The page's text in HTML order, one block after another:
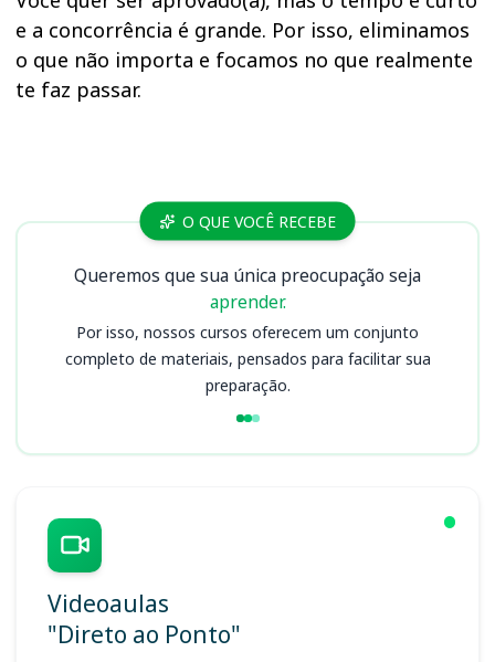
e a concorrência é grande. Por isso, eliminamos
o que não importa e focamos no que realmente
te faz passar.
Cursos O QUE VOCÊ RECEBE
Queremos que sua única preocupação seja
aprender.
Por isso, nossos cursos oferecem um conjunto
completo de materiais, pensados para facilitar sua
preparação.
Videoaulas
"Direto ao Ponto"